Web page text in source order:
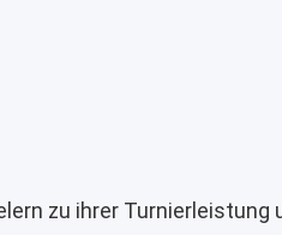
zu ihrer Turnierleistung